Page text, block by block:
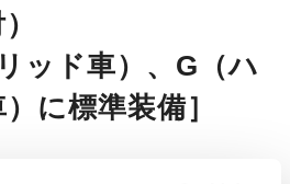
ッド車）、G（ハ
に標準装備］